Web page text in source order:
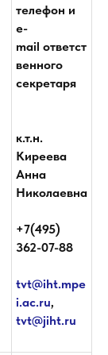
телефон и
е-
mail ответст
венного
секретаря
к.т.н.
Киреева
Анна
Николаевна
+7(495)
362-07-88
tvt@iht.mpe
i.ac.ru,
tvt@jiht.ru